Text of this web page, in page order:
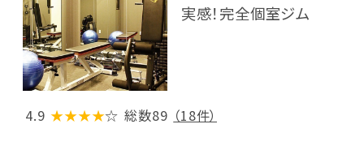
実感！完全個室ジム
4.9 ★★★★☆ 総数89 （18件）